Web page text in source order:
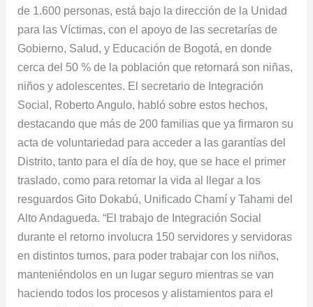
de 1.600 personas, está bajo la dirección de la Unidad
para las Víctimas, con el apoyo de las secretarías de
Gobierno, Salud, y Educación de Bogotá, en donde
cerca del 50 % de la población que retornará son niñas,
niños y adolescentes. El secretario de Integración
Social, Roberto Angulo, habló sobre estos hechos,
destacando que más de 200 familias que ya firmaron su
acta de voluntariedad para acceder a las garantías del
Distrito, tanto para el día de hoy, que se hace el primer
traslado, como para retomar la vida al llegar a los
resguardos Gito Dokabú, Unificado Chamí y Tahami del
Alto Andagueda. “El trabajo de Integración Social
durante el retorno involucra 150 servidores y servidoras
en distintos turnos, para poder trabajar con los niños,
manteniéndolos en un lugar seguro mientras se van
haciendo todos los procesos y alistamientos para el